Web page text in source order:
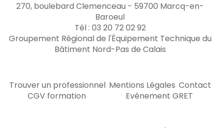
270, boulebard Clemenceau - 59700 Marcq-en-
Baroeul
Tél : 03 20 72 02 92
Groupement Régional de l'Équipement Technique du
Bâtiment Nord-Pas de Calais
Trouver un professionnel Mentions Légales Contact
CGV formation
Evénement GRET